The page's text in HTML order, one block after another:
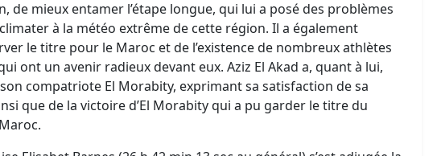
de mieux entamer l’étape longue, qui lui a posé des problèmes
à la météo extrême de cette région. Il a également
le titre pour le Maroc et de l’existence de nombreux athlètes
ont un avenir radieux devant eux. Aziz El Akad a, quant à lui,
compatriote El Morabity, exprimant sa satisfaction de sa
que de la victoire d’El Morabity qui a pu garder le titre du